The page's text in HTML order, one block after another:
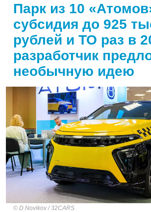
Парк из 10
субсидия до 925
рублей и ТО раз в
разработчик
необычную идею
D.Novikov / 32CARS